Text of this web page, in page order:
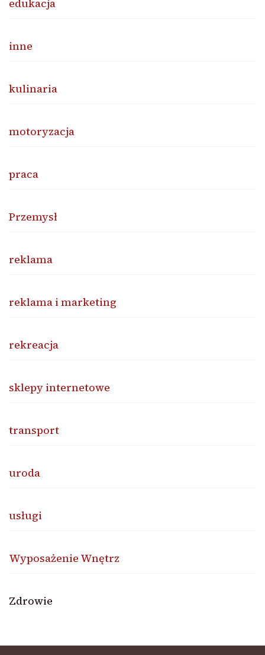
edukacja
inne
kulinaria
motoryzacja
praca
Przemysł
reklama
reklama i marketing
rekreacja
sklepy internetowe
transport
uroda
usługi
Wyposażenie Wnętrz
Zdrowie